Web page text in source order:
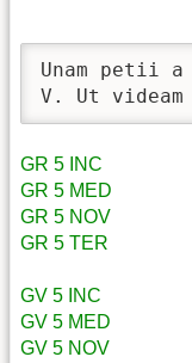
Unam petii
V. Ut
GR 5 INC
GR 5 MED
GR 5 NOV
GR 5 TER
GV 5 INC
GV 5 MED
GV 5 NOV